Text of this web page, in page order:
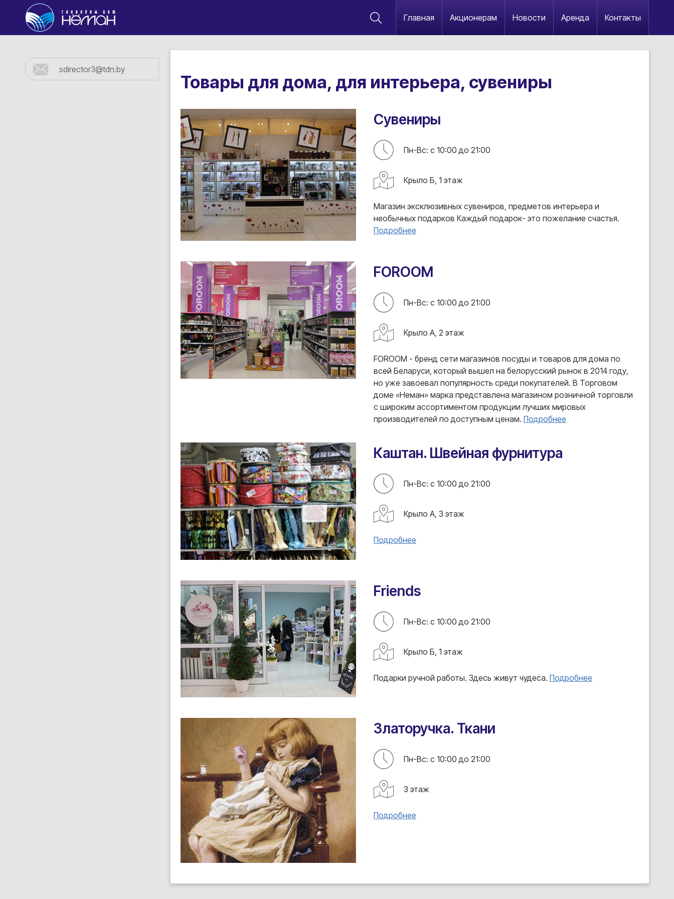
Главная Акционерам Новости Аренда Контакты
sdirector3@tdn.by
Товары для дома, для интерьера, сувениры
Сувениры
Пн-Вс: с 10:00 до 21:00
Крыло Б, 1 этаж
Магазин эксклюзивных сувениров, предметов интерьера и
необычных подарков Каждый подарок- это пожелание счастья.
Подробнее
FOROOM
Пн-Вс: с 10:00 до 21:00
Крыло А, 2 этаж
FOROOM - бренд сети магазинов посуды и товаров для дома по
всей Беларуси, который вышел на белорусский рынок в 2014 году,
но уже завоевал популярность среди покупателей. В Торговом
доме «Неман» марка представлена магазином розничной торговли
с широким ассортиментом продукции лучших мировых
производителей по доступным ценам. Подробнее
Каштан. Швейная фурнитура
Пн-Вс: с 10:00 до 21:00
Крыло А, 3 этаж
Подробнее
Friends
Пн-Вс: с 10:00 до 21:00
Крыло Б, 1 этаж
Подарки ручной работы. Здесь живут чудеса. Подробнее
Златоручка. Ткани
Пн-Вс: с 10:00 до 21:00
3 этаж
Подробнее